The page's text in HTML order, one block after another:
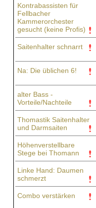
Kontrabassisten für
Fellbacher
Kammerorchester
gesucht (keine Profis)
Saitenhalter schnarrt
Na: Die üblichen 6!
alter Bass -
Vorteile/Nachteile
Thomastik Saitenhalter
und Darmsaiten
Höhenverstellbare
Stege bei Thomann
Linke Hand: Daumen
schmerzt
Combo verstärken